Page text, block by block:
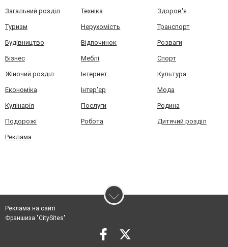
Загальний розділ Техніка Здоров'я
Туризм Нерухомість Транспорт
Будівництво Відпочинок Розваги
Бізнес Меблі Спорт
Жіночий розділ Інтернет Культура
Економіка Інтер'єр Мода
Кулінарія Послуги Родина
Подорожі Робота Дитячий розділ
Реклама
Реклама на сайті
Франшиза "CitySites"